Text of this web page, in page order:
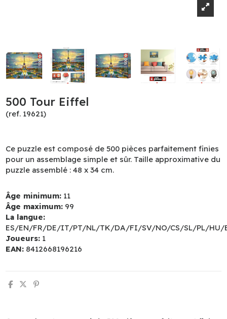
500 Tour Eiffel
(ref. 19621)
Ce puzzle est composé de 500 pièces parfaitement finies
pour un assemblage simple et sûr. Taille approximative du
puzzle assemblé : 48 x 34 cm.
Âge minimum: 11
Âge maximum: 99
La langue:
ES/EN/FR/DE/IT/PT/NL/TK/DA/FI/SV/NO/CS/SL/PL/HU/
Joueurs: 1
EAN: 8412668196216